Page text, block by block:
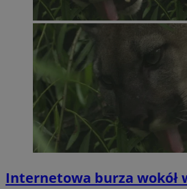
Internetowa burza wokół